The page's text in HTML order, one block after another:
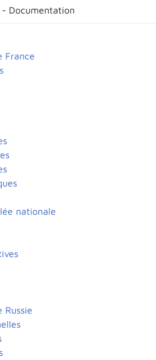
Documentation
France
nationale
Russie